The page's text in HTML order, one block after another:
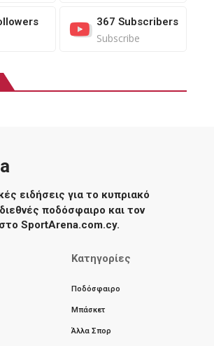
367 Subscribers
Subscribe
ειδήσεις για το κυπριακό
ποδόσφαιρο και τον
SportArena.com.cy.
Κατηγορίες
Ποδόσφαιρο
Μπάσκετ
Άλλα Σπορ